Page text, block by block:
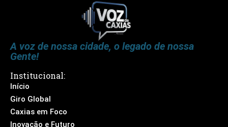
A voz de nossa cidade, o legado de nossa
Gente!
Institucional:
Início
Giro Global
Caxias em Foco
Inovação e Futuro